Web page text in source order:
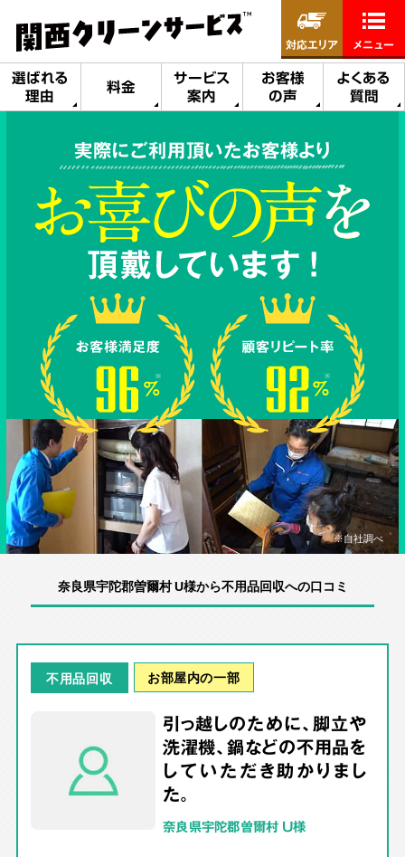
選ばれる
理由
料金
サービス
案内
お客様
の声
よくある
質問
対応エリア メニュー
実際にご利用頂いたお客様より
※自社調べ
奈良県宇陀郡曽爾村 U様から不用品回収への口コミ
不用品回収 お部屋内の一部
引っ越しのために、脚立や
洗濯機、鍋などの不用品を
していただき助かりまし
た。
奈良県宇陀郡曽爾村 U様